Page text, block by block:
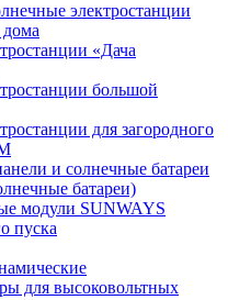
электростанции
дома
«Дача
большой
для загородного
и солнечные батареи
батареи)
модули SUNWAYS
пуска
для высоковольтных